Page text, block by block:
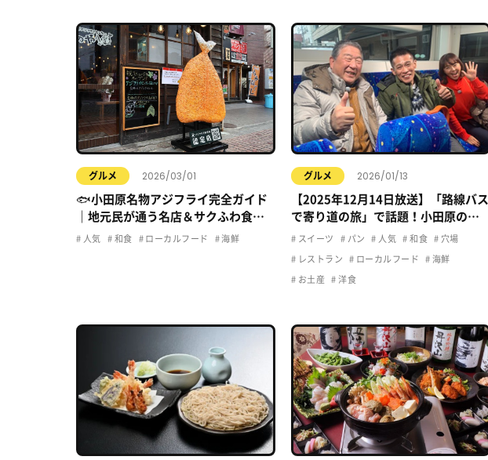
グルメ 2026/03/01
🐟小田原名物アジフライ完全ガイド
｜地元民が通う名店＆サクふわ食感
の秘密
人気 和食 ローカルフード 海鮮
グルメ 2026/01/13
【2025年12月14日放送】「路線バス
で寄り道の旅」で話題！小田原の立
ち寄りグルメ
スイーツ パン 人気 和食 穴場
レストラン ローカルフード 海鮮
お土産 洋食